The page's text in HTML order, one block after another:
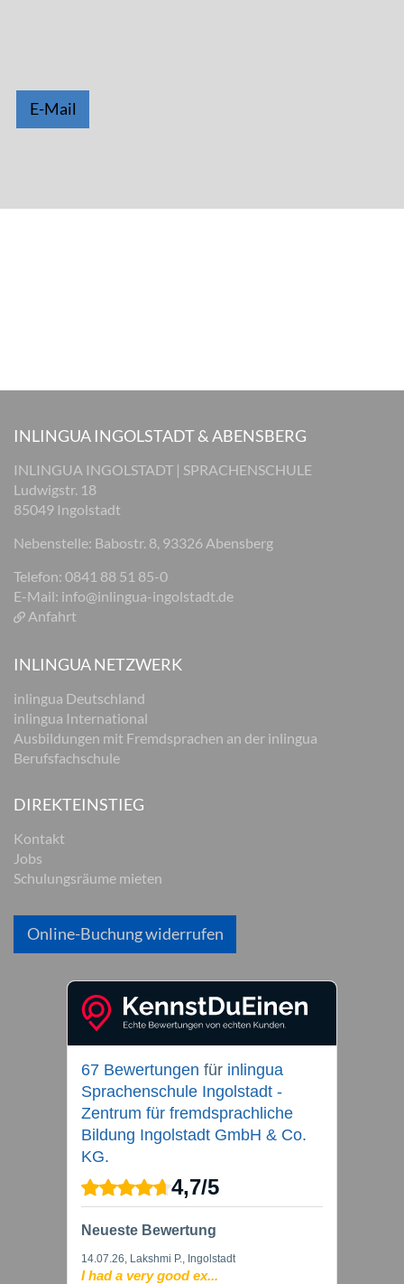
E-Mail
INLINGUA INGOLSTADT & ABENSBERG
INLINGUA INGOLSTADT | SPRACHENSCHULE
Ludwigstr. 18
85049 Ingolstadt
Nebenstelle: Babostr. 8, 93326 Abensberg
Telefon: 0841 88 51 85-0
E-Mail: info@inlingua-ingolstadt.de
Anfahrt
INLINGUA NETZWERK
inlingua Deutschland
inlingua International
Ausbildungen mit Fremdsprachen an der inlingua
Berufsfachschule
DIREKTEINSTIEG
Kontakt
Jobs
Schulungsräume mieten
Online-Buchung widerrufen
67 Bewertungen für inlingua
Sprachenschule Ingolstadt -
Zentrum für fremdsprachliche
Bildung Ingolstadt GmbH & Co.
KG.
4,7/5
Neueste Bewertung
14.07.26, Lakshmi P., Ingolstadt
I had a very good ex...